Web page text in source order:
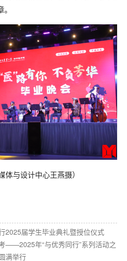
体与设计中心王燕摄）
2025届学生毕业典礼暨授位仪式
——2025年“与优秀同行”系列活动之
满举行